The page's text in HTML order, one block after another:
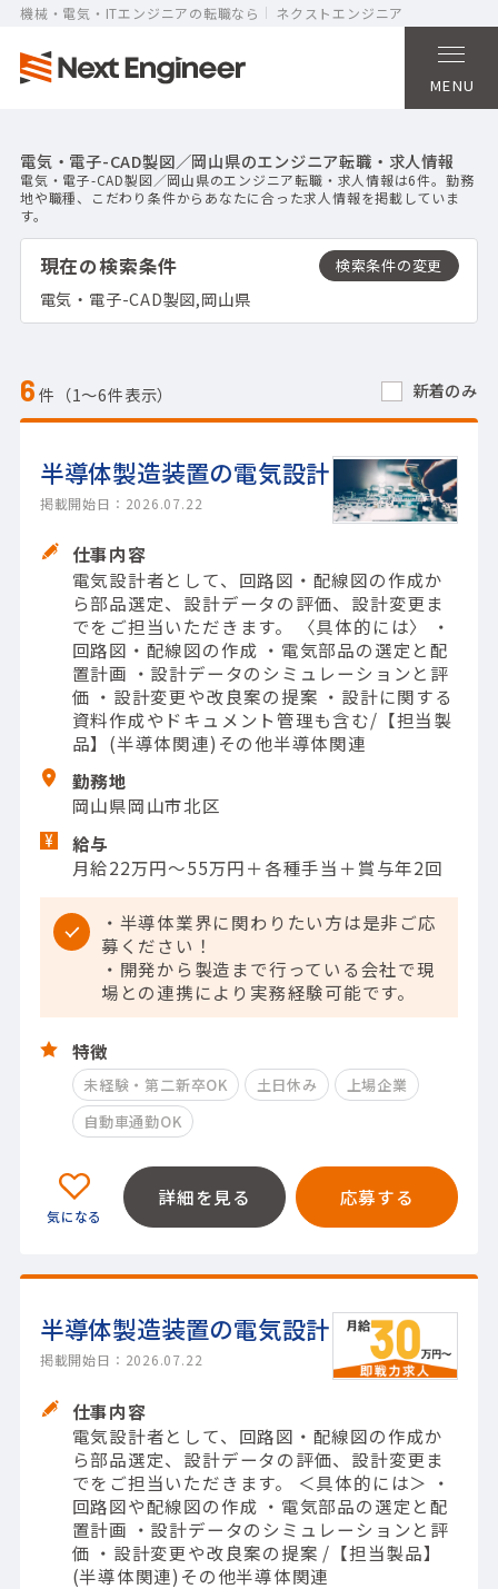
機械・電気・ITエンジニアの転職なら ネクストエンジニア
MENU
電気・電子-CAD製図／岡山県のエンジニア転職・求人情報
電気・電子-CAD製図／岡山県のエンジニア転職・求人情報は6件。勤務
地や職種、こだわり条件からあなたに合った求人情報を掲載していま
す。
現在の検索条件
電気・電子-CAD製図,岡山県
6件（1〜6件表示） 新着のみ
半導体製造装置の電気設計
掲載開始日：2026.07.22
仕事内容
電気設計者として、回路図・配線図の作成か
ら部品選定、設計データの評価、設計変更ま
でをご担当いただきます。 〈具体的には〉 ・
回路図・配線図の作成 ・電気部品の選定と配
置計画 ・設計データのシミュレーションと評
価 ・設計変更や改良案の提案 ・設計に関する
資料作成やドキュメント管理も含む/【担当製
品】(半導体関連)その他半導体関連
勤務地
岡山県岡山市北区
給与
月給22万円～55万円＋各種手当＋賞与年2回
・半導体業界に関わりたい方は是非ご応
募ください！
・開発から製造まで行っている会社で現
場との連携により実務経験可能です。
特徴
未経験・第二新卒OK 土日休み
上場企業
自動車通勤OK
詳細を見る 応募する
半導体製造装置の電気設計
掲載開始日：2026.07.22
仕事内容
電気設計者として、回路図・配線図の作成か
ら部品選定、設計データの評価、設計変更ま
でをご担当いただきます。 ＜具体的には＞ ・
回路図や配線図の作成 ・電気部品の選定と配
置計画 ・設計データのシミュレーションと評
価 ・設計変更や改良案の提案 /【担当製品】
(半導体関連)その他半導体関連